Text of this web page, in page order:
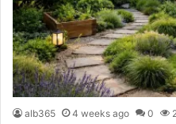
alb365 4 weeks ago 0